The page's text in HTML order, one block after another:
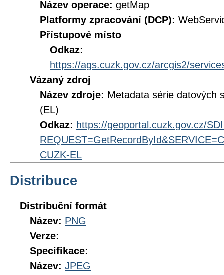
Název operace: getMap
Platformy zpracování (DCP):
Přístupové místo
Odkaz:
https://ags.cuzk.gov.cz/arcgis2/
Vázaný zdroj
Název zdroje: Metadata série datových
(EL)
Odkaz: https://geoportal.cuzk.gov.cz/
CUZK-EL
Distribuce
Distribuční formát
Název: PNG
Verze:
Specifikace:
Název: JPEG